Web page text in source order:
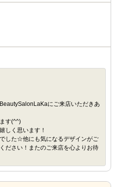
にご来店いただきあ
す(^^)
しく思います！
した☆他にも気になるデザインがご
ださい！またのご来店を心よりお待